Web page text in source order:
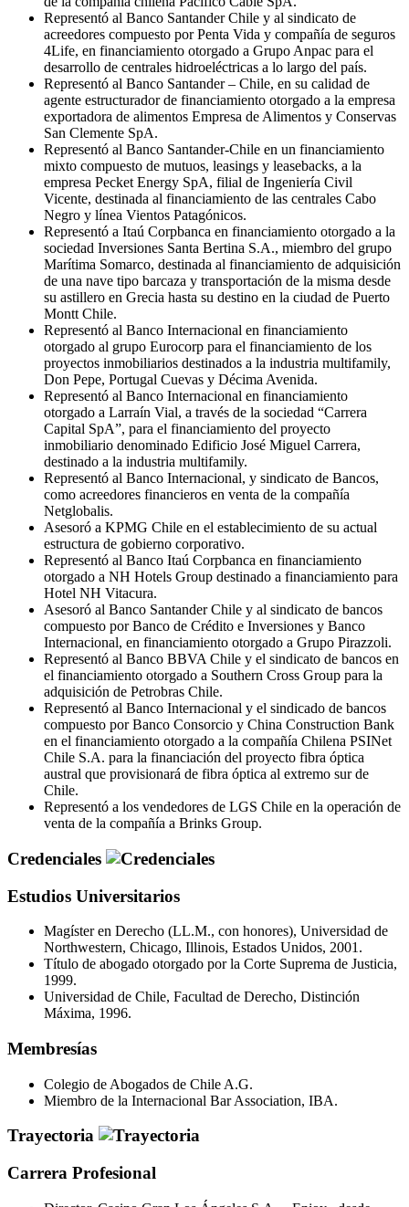
Representó al Banco Santander Chile y al sindicato de
acreedores compuesto por Penta Vida y compañía de seguros
4Life, en financiamiento otorgado a Grupo Anpac para el
desarrollo de centrales hidroeléctricas a lo largo del país.
Representó al Banco Santander – Chile, en su calidad de
agente estructurador de financiamiento otorgado a la empresa
exportadora de alimentos Empresa de Alimentos y Conservas
San Clemente SpA.
Representó al Banco Santander-Chile en un financiamiento
mixto compuesto de mutuos, leasings y leasebacks, a la
empresa Pecket Energy SpA, filial de Ingeniería Civil
Vicente, destinada al financiamiento de las centrales Cabo
Negro y línea Vientos Patagónicos.
Representó a Itaú Corpbanca en financiamiento otorgado a la
sociedad Inversiones Santa Bertina S.A., miembro del grupo
Marítima Somarco, destinada al financiamiento de adquisición
de una nave tipo barcaza y transportación de la misma desde
su astillero en Grecia hasta su destino en la ciudad de Puerto
Montt Chile.
Representó al Banco Internacional en financiamiento
otorgado al grupo Eurocorp para el financiamiento de los
proyectos inmobiliarios destinados a la industria multifamily,
Don Pepe, Portugal Cuevas y Décima Avenida.
Representó al Banco Internacional en financiamiento
otorgado a Larraín Vial, a través de la sociedad “Carrera
Capital SpA”, para el financiamiento del proyecto
inmobiliario denominado Edificio José Miguel Carrera,
destinado a la industria multifamily.
Representó al Banco Internacional, y sindicato de Bancos,
como acreedores financieros en venta de la compañía
Netglobalis.
Asesoró a KPMG Chile en el establecimiento de su actual
estructura de gobierno corporativo.
Representó al Banco Itaú Corpbanca en financiamiento
otorgado a NH Hotels Group destinado a financiamiento para
Hotel NH Vitacura.
Asesoró al Banco Santander Chile y al sindicato de bancos
compuesto por Banco de Crédito e Inversiones y Banco
Internacional, en financiamiento otorgado a Grupo Pirazzoli.
Representó al Banco BBVA Chile y el sindicato de bancos en
el financiamiento otorgado a Southern Cross Group para la
adquisición de Petrobras Chile.
Representó al Banco Internacional y el sindicado de bancos
compuesto por Banco Consorcio y China Construction Bank
en el financiamiento otorgado a la compañía Chilena PSINet
Chile S.A. para la financiación del proyecto fibra óptica
austral que provisionará de fibra óptica al extremo sur de
Chile.
Representó a los vendedores de LGS Chile en la operación de
venta de la compañía a Brinks Group.
Credenciales
Estudios Universitarios
Magíster en Derecho (LL.M., con honores), Universidad de
Northwestern, Chicago, Illinois, Estados Unidos, 2001.
Título de abogado otorgado por la Corte Suprema de Justicia,
1999.
Universidad de Chile, Facultad de Derecho, Distinción
Máxima, 1996.
Membresías
Colegio de Abogados de Chile A.G.
Miembro de la Internacional Bar Association, IBA.
Trayectoria
Carrera Profesional